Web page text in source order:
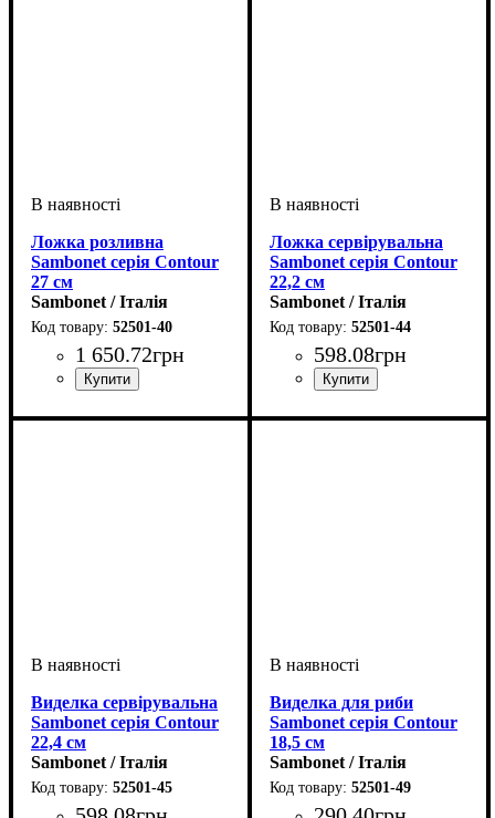
Ложка розливна
Sambonet серія Contour
27 см
Sambonet / Італія
52501-40
1 650.72грн
Ложка сервірувальна
Sambonet серія Contour
22,2 см
Sambonet / Італія
52501-44
598.08грн
Виделка сервірувальна
Sambonet серія Contour
22,4 см
Sambonet / Італія
52501-45
Виделка для риби
Sambonet серія Contour
18,5 см
Sambonet / Італія
52501-49